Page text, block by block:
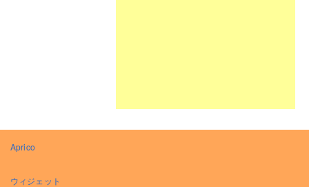
Aprico
ウィジェット